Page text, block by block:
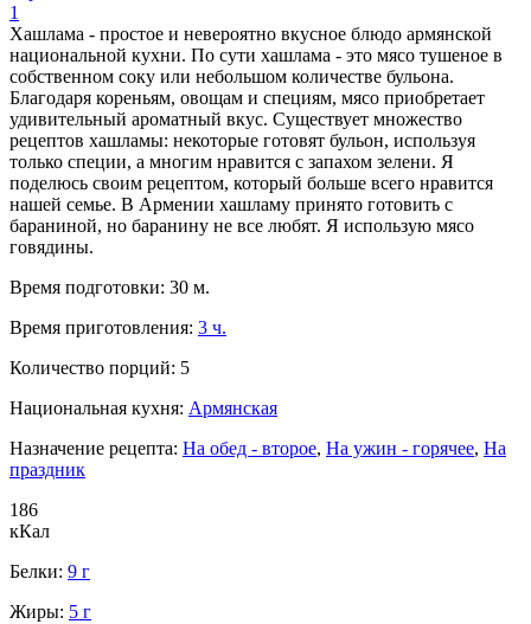
1
Хашлама - простое и невероятно вкусное блюдо армянской
национальной кухни. По сути хашлама - это мясо тушеное в
собственном соку или небольшом количестве бульона.
Благодаря кореньям, овощам и специям, мясо приобретает
удивительный ароматный вкус. Существует множество
рецептов хашламы: некоторые готовят бульон, используя
только специи, а многим нравится с запахом зелени. Я
поделюсь своим рецептом, который больше всего нравится
нашей семье. В Армении хашламу принято готовить с
бараниной, но баранину не все любят. Я использую мясо
говядины.
Время подготовки: 30 м.
Время приготовления: 3 ч.
Количество порций: 5
Национальная кухня: Армянская
Назначение рецепта: На обед - второе, На ужин - горячее, На
праздник
186
кКал
Белки: 9 г
Жиры: 5 г